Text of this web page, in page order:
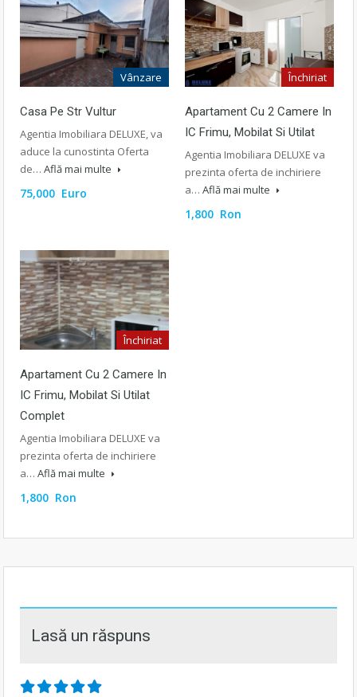
Vânzare
Casa Pe Str Vultur
Agentia Imobiliara DELUXE, va
aduce la cunostinta Oferta
de… Află mai multe
75,000 Euro
Închiriat
Apartament Cu 2 Camere In
IC Frimu, Mobilat Si Utilat
Agentia Imobiliara DELUXE va
prezinta oferta de inchiriere
a… Află mai multe
1,800 Ron
Închiriat
Apartament Cu 2 Camere In
IC Frimu, Mobilat Si Utilat
Complet
Agentia Imobiliara DELUXE va
prezinta oferta de inchiriere
a… Află mai multe
1,800 Ron
Lasă un răspuns